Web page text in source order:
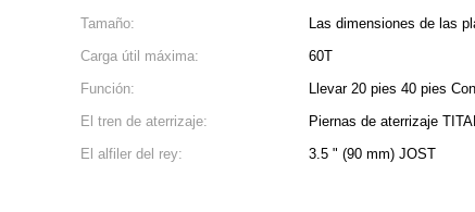
Tamaño:
Las dimensiones de las
Carga útil máxima:
60T
Función:
Llevar 20 pies 40 pies
El tren de aterrizaje:
Piernas de aterrizaje
El alfiler del rey:
3.5 " (90 mm) JOST